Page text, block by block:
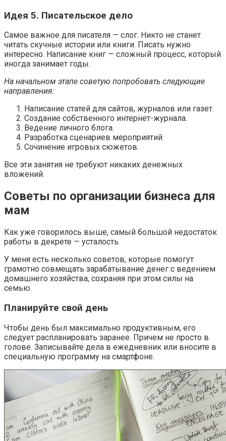
Идея 5. Писательское дело
Самое важное для писателя — слог. Никто не станет
читать скучные истории или книги. Писать нужно
интересно. Написание книг — сложный процесс, который
иногда занимает годы.
На начальном этапе советую попробовать следующие
направления:
Написание статей для сайтов, журналов или газет.
Создание собственного интернет-журнала.
Ведение личного блога.
Разработка сценариев мероприятий.
Сочинение игровых сюжетов.
Все эти занятия не требуют никаких денежных
вложений.
Советы по организации бизнеса для
мам
Как уже говорилось выше, самый большой недостаток
работы в декрете — усталость.
У меня есть несколько советов, которые помогут
грамотно совмещать зарабатывание денег с ведением
домашнего хозяйства, сохраняя при этом силы на
семью.
Планируйте свой день
Чтобы день был максимально продуктивным, его
следует распланировать заранее. Причем не просто в
голове. Записывайте дела в ежедневник или вносите в
специальную программу на смартфоне.